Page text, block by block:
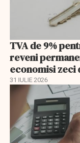
TVA de 9%
reveni
economisi zeci
31 IULIE 2026